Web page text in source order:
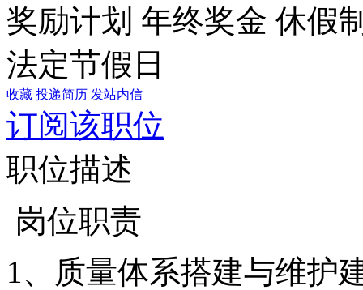
奖励计划 年终奖金 休假
法定节假日
收藏 投递简历 发站内信
订阅该职位
职位描述
岗位职责
1、质量体系搭建与维护